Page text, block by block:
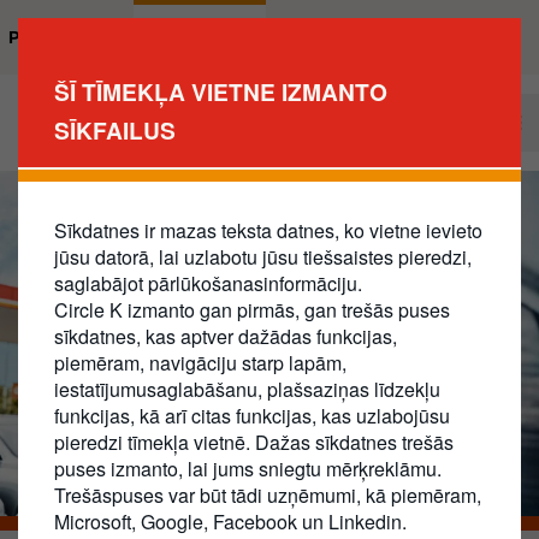
ŠĪ TĪMEKĻA VIETNE IZMANTO
SĪKFAILUS
Sīkdatnes ir mazas teksta datnes, ko vietne ievieto
jūsu datorā, lai uzlabotu jūsu tiešsaistes pieredzi,
saglabājot pārlūkošanasinformāciju.
Circle K izmanto gan pirmās, gan trešās puses
sīkdatnes, kas aptver dažādas funkcijas,
piemēram, navigāciju starp lapām,
iestatījumusaglabāšanu, plašsaziņas līdzekļu
funkcijas, kā arī citas funkcijas, kas uzlabojūsu
pieredzi tīmekļa vietnē. Dažas sīkdatnes trešās
puses izmanto, lai jums sniegtu mērķreklāmu.
Trešāspuses var būt tādi uzņēmumi, kā piemēram,
Microsoft, Google, Facebook un Linkedin.
Pārlekt
uz
saturu
Privātpersona
Main